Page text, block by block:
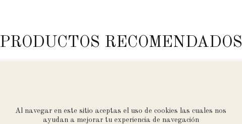
PRODUCTOS RECOMENDADOS
Al navegar en este sitio aceptas el uso de cookies las cuales nos
ayudan a mejorar tu experiencia de navegación